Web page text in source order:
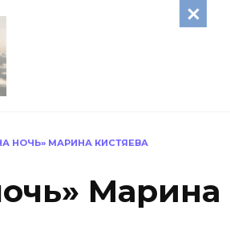
НОЧЬ» МАРИНА КИСТЯЕВА
Марина